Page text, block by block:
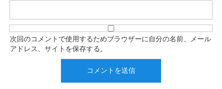
次回のコメントで使用するためブラウザーに自分の名前、メール
アドレス、サイトを保存する。